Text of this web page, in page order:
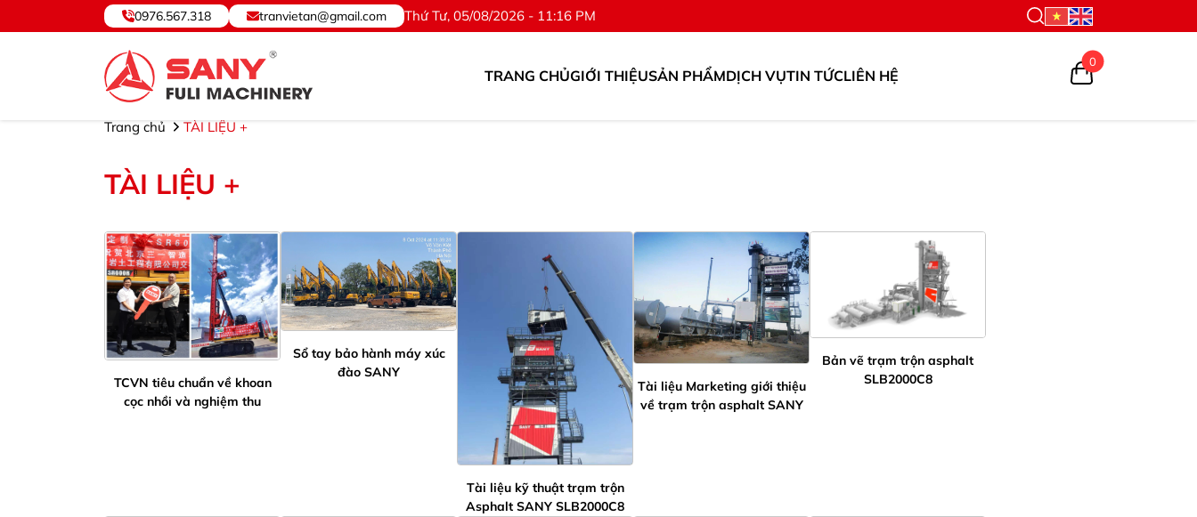
SANY VIỆT NAM ® - Cung cấp, Bảo hành Thiết bị và Phụ tùng. ©Hotline: 0976.567.318
0976.567.318 tranvietan@gmail.com Thứ Tư, 05/08/2026 - 11:16 PM
TRANG CHỦGIỚI THIỆUSẢN PHẨMDỊCH VỤTIN TỨCLIÊN HỆ
0
Trang chủ TÀI LIỆU +
TÀI LIỆU +
TCVN tiêu chuẩn về khoan
cọc nhồi và nghiệm thu
Sổ tay bảo hành máy xúc
đào SANY
Tài liệu kỹ thuật trạm trộn
Asphalt SANY SLB2000C8
Tài liệu Marketing giới thiệu
về trạm trộn asphalt SANY
Bản vẽ trạm trộn asphalt
SLB2000C8